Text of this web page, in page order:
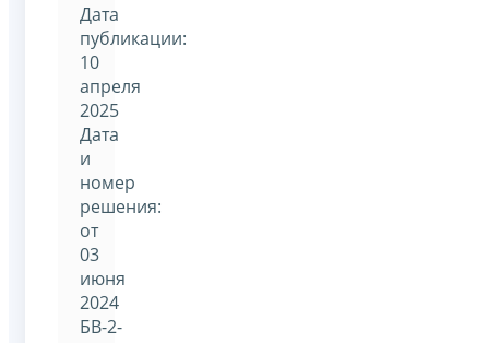
Дата
публикации:
10
апреля
2025
Дата
и
номер
решения:
от
03
июня
2024
БВ-2-